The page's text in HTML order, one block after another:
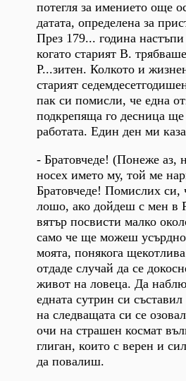
потегля за имението още
датата, определена за
През 179... година
когато старият В.
Р...зитен. Колкото и
старият
пак си помисли, че една
подкрепяща го десница
работата. Един ден ми
- Братовчеде! (Понеже аз,
носех името му, той ме
Братовчеде! Помислих си,
лошо, ако дойдеш с мен в
вятър посвисти малко
само че ще можеш
моята, понякога
отдаде случай да се
живот на ловеца. Да
едната сутрин си
на следващата си се
очи на страшен космат
глиган, които с верен и
да повалиш.